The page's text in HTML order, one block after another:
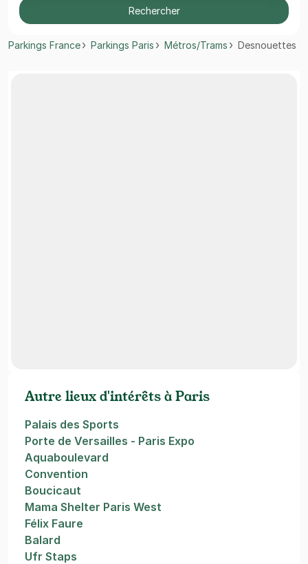
Rechercher
Parkings France Parkings Paris Métros/Trams Desnouettes
Autre lieux d'intérêts à Paris
Palais des Sports
Porte de Versailles - Paris Expo
Aquaboulevard
Convention
Boucicaut
Mama Shelter Paris West
Félix Faure
Balard
Ufr Staps